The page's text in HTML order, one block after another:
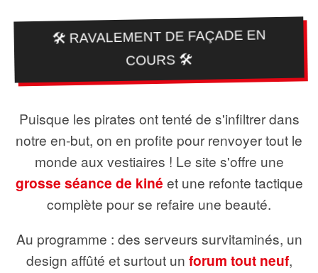
🛠️ RAVALEMENT DE FAÇADE EN
COURS 🛠️
Puisque les pirates ont tenté de s'infiltrer dans
notre en-but, on en profite pour renvoyer tout le
monde aux vestiaires ! Le site s'offre une
grosse séance de kiné et une refonte tactique
complète pour se refaire une beauté.
Au programme : des serveurs survitaminés, un
design affûté et surtout un forum tout neuf,